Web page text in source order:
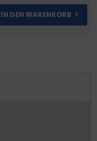
IN DEN WARENKORB